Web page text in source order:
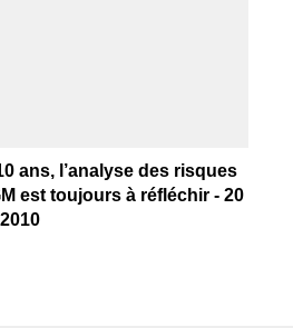
ans, l’analyse des risques
est toujours à réfléchir - 20